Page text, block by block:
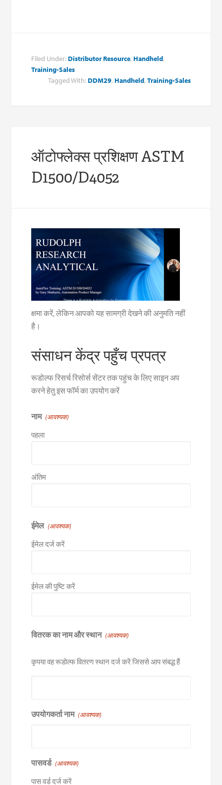
Filed Under: Distributor Resource, Handheld,
Training-Sales
Tagged With: DDM29, Handheld, Training-Sales
ऑटोफ्लेक्स प्रशिक्षण ASTM
D1500/D4052
क्षमा करें, लेकिन आपको यह सामग्री देखने की अनुमति नहीं
है।
संसाधन केंद्र पहुँच प्रपत्र
रूडोल्फ रिसर्च रिसोर्स सेंटर तक पहुंच के लिए साइन अप
करने हेतु इस फॉर्म का उपयोग करें
नाम (आवश्यक)
पहला
अंतिम
ईमेल (आवश्यक)
ईमेल दर्ज करें
ईमेल की पुष्टि करें
वितरक का नाम और स्थान (आवश्यक)
कृपया वह रूडोल्फ वितरण स्थान दर्ज करें जिससे आप संबद्ध हैं
उपयोगकर्ता नाम (आवश्यक)
पासवर्ड (आवश्यक)
पास वर्ड दर्ज करें